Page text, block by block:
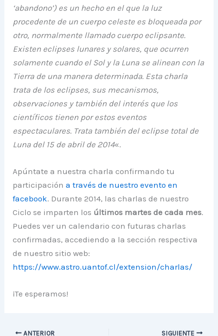
‘abandono’) es un hecho en el que la luz
procedente de un cuerpo celeste es bloqueada por
otro, normalmente llamado cuerpo eclipsante.
Existen eclipses lunares y solares, que ocurren
solamente cuando el Sol y la Luna se alinean con la
Tierra de una manera determinada. Esta charla
trata de los eclipses, sus mecanismos,
observaciones y también del interés que los
científicos tienen por estos eventos
espectaculares. Trata también del eclipse total de
Luna del 15 de abril de 2014«.
Apúntate a nuestra charla confirmando tu
participacióna través de nuestro evento en
facebook. Durante 2014, las charlas de nuestro
Ciclo se imparten los últimos martes de cada mes.
Puedes ver un calendario con futuras charlas
confirmadas, accediendo a la sección respectiva
de nuestro sitio web:
https://www.astro.uantof.cl/extension/charlas/
¡Te esperamos!
ANTERIOR SIGUIENTE